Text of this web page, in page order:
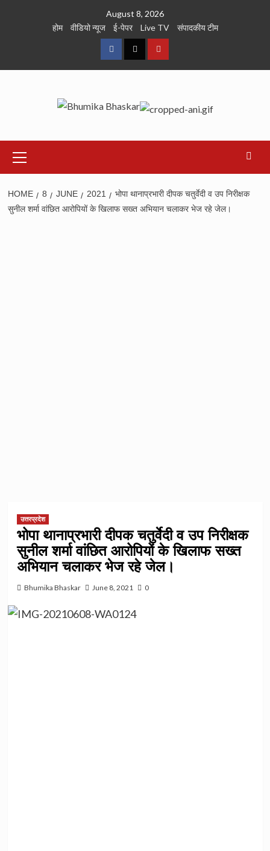
August 8, 2026
होम
वीडियो न्यूज ई-पेपर Live TV संपादकीय टीम
FacebookTwitterYoutube
Menu
HOME 8 JUNE 2021
भोपा थानाप्रभारी दीपक चतुर्वेदी व उप निरीक्षक
सुनील शर्मा वांछित आरोपियों के खिलाफ सख्त अभियान चलाकर भेज रहे जेल।
उत्तरप्रदेश
भोपा थानाप्रभारी दीपक चतुर्वेदी व उप निरीक्षक
सुनील शर्मा वांछित आरोपियों के खिलाफ सख्त
अभियान चलाकर भेज रहे जेल।
Bhumika Bhaskar June 8, 2021 0